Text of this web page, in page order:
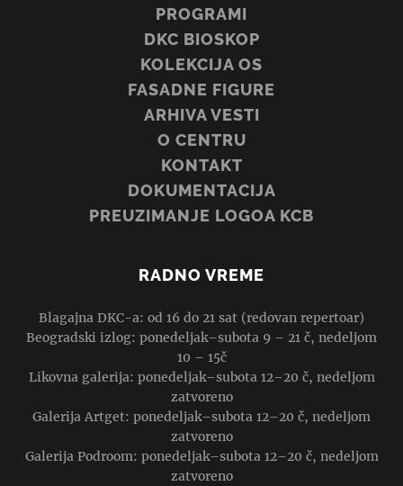
PROGRAMI
DKC BIOSKOP
KOLEKCIJA OS
FASADNE FIGURE
ARHIVA VESTI
O CENTRU
KONTAKT
DOKUMENTACIJA
PREUZIMANJE LOGOA KCB
RADNO VREME
Blagajna DKC-a: od 16 do 21 sat (redovan repertoar)
Beogradski izlog: ponedeljak–subota 9 – 21 č, nedeljom
10 – 15č
Likovna galerija: ponedeljak–subota 12–20 č, nedeljom
zatvoreno
Galerija Artget: ponedeljak–subota 12–20 č, nedeljom
zatvoreno
Galerija Podroom: ponedeljak–subota 12–20 č, nedeljom
zatvoreno